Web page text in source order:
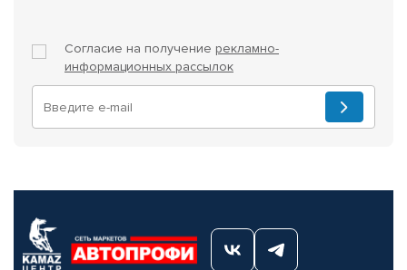
Согласие на получение рекламно-
информационных рассылок